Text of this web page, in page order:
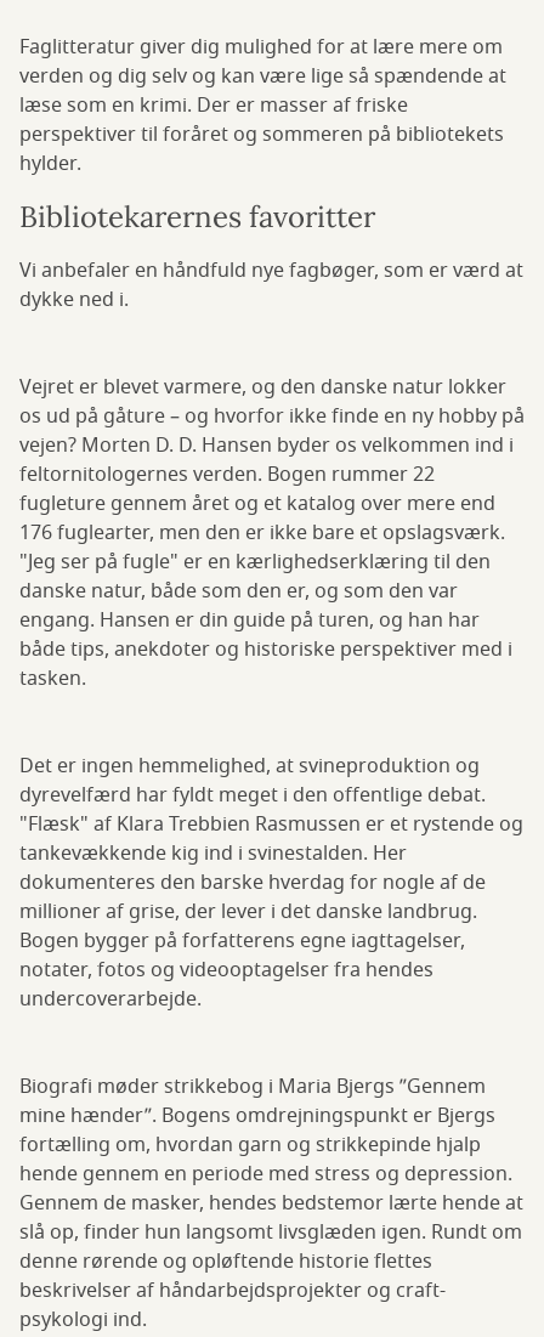
Faglitteratur giver dig mulighed for at lære mere om
verden og dig selv og kan være lige så spændende at
læse som en krimi. Der er masser af friske
perspektiver til foråret og sommeren på bibliotekets
hylder.
Bibliotekarernes favoritter
Vi anbefaler en håndfuld nye fagbøger, som er værd at
dykke ned i.
Vejret er blevet varmere, og den danske natur lokker
os ud på gåture – og hvorfor ikke finde en ny hobby på
vejen? Morten D. D. Hansen byder os velkommen ind i
feltornitologernes verden. Bogen rummer 22
fugleture gennem året og et katalog over mere end
176 fuglearter, men den er ikke bare et opslagsværk.
"Jeg ser på fugle" er en kærlighedserklæring til den
danske natur, både som den er, og som den var
engang. Hansen er din guide på turen, og han har
både tips, anekdoter og historiske perspektiver med i
tasken.
Det er ingen hemmelighed, at svineproduktion og
dyrevelfærd har fyldt meget i den offentlige debat.
"Flæsk" af Klara Trebbien Rasmussen er et rystende og
tankevækkende kig ind i svinestalden. Her
dokumenteres den barske hverdag for nogle af de
millioner af grise, der lever i det danske landbrug.
Bogen bygger på forfatterens egne iagttagelser,
notater, fotos og videooptagelser fra hendes
undercoverarbejde.
Biografi møder strikkebog i Maria Bjergs ”Gennem
mine hænder”. Bogens omdrejningspunkt er Bjergs
fortælling om, hvordan garn og strikkepinde hjalp
hende gennem en periode med stress og depression.
Gennem de masker, hendes bedstemor lærte hende at
slå op, finder hun langsomt livsglæden igen. Rundt om
denne rørende og opløftende historie flettes
beskrivelser af håndarbejdsprojekter og craft-
psykologi ind.